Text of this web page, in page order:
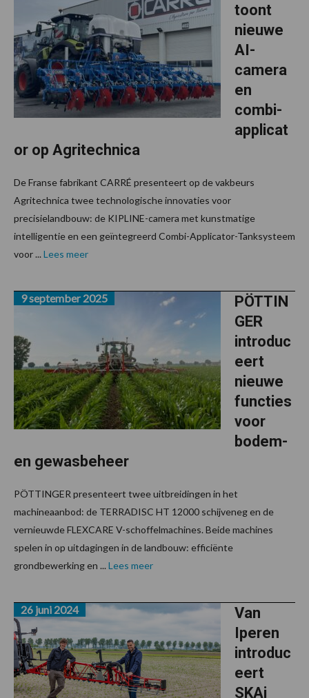
toont
nieuwe
AI-
camera
en
combi-
applicat
or op Agritechnica
De Franse fabrikant CARRÉ presenteert op de vakbeurs
Agritechnica twee technologische innovaties voor
precisielandbouw: de KIPLINE-camera met kunstmatige
intelligentie en een geïntegreerd Combi-Applicator-Tanksysteem
voor ... Lees meer
PÖTTIN
GER
introduc
eert
nieuwe
functies
voor
bodem-
en gewasbeheer
9 september 2025
PÖTTINGER presenteert twee uitbreidingen in het
machineaanbod: de TERRADISC HT 12000 schijveneg en de
vernieuwde FLEXCARE V-schoffelmachines. Beide machines
spelen in op uitdagingen in de landbouw: efficiënte
grondbewerking en ... Lees meer
Van
Iperen
introduc
eert
SKAi
26 juni 2024